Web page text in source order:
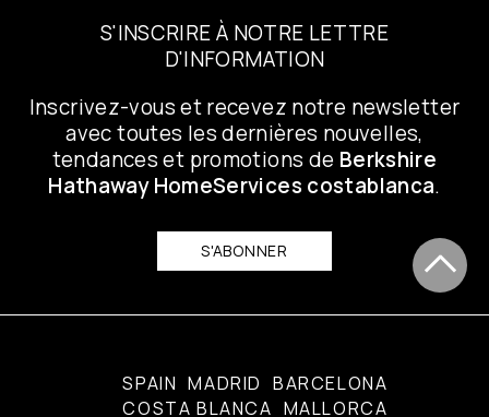
S'INSCRIRE À NOTRE LETTRE
D'INFORMATION
Inscrivez-vous et recevez notre newsletter
avec toutes les dernières nouvelles,
tendances et promotions de Berkshire
Hathaway HomeServices costablanca.
S'ABONNER
SPAIN MADRID BARCELONA
COSTA BLANCA MALLORCA